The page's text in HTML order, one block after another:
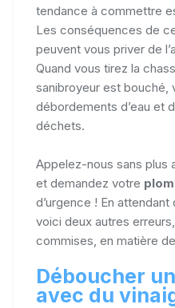
tendance à commettre
Les conséquences de
peuvent vous priver de
Quand vous tirez la
sanibroyeur est bouché,
débordements d’eau et
déchets.
Appelez-nous sans plus
et demandez votre
d’urgence ! En
voici deux autres
commises, en matière
Déboucher
avec du